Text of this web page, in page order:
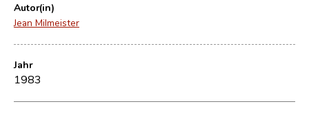
Autor(in)
Jean Milmeister
Jahr
1983